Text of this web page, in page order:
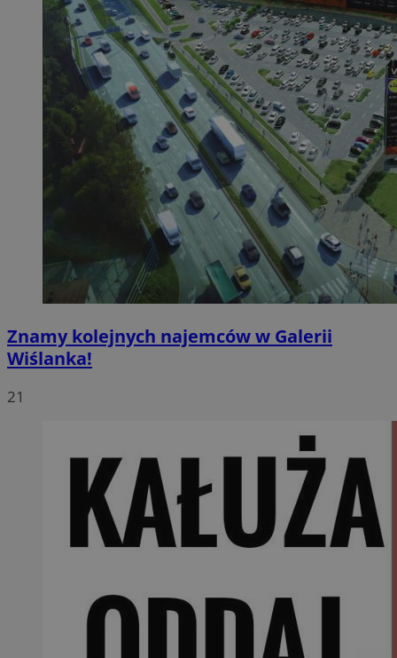
Znamy kolejnych najemców w Galerii
Wiślanka!
21